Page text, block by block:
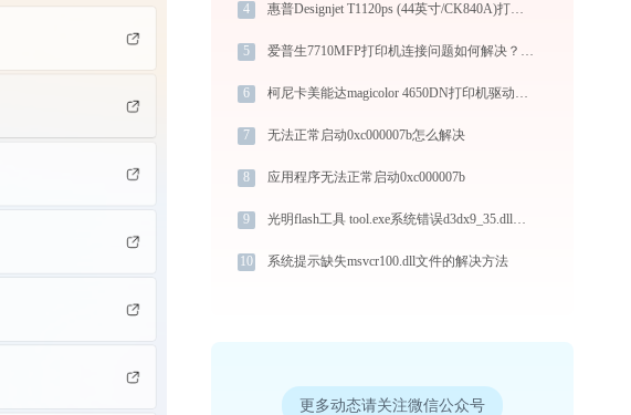
4 惠普Designjet T1120ps (44英寸/CK840A)打印机连接问题解决方法 -金山毒霸
5 爱普生7710MFP打印机连接问题如何解决？-金山毒霸
6 柯尼卡美能达magicolor 4650DN打印机驱动下载与安装教程：新手也能轻松搞定
7 无法正常启动0xc000007b怎么解决
8 应用程序无法正常启动0xc000007b
9 光明flash工具 tool.exe系统错误d3dx9_35.dll丢失如何解决
10 系统提示缺失msvcr100.dll文件的解决方法
更多动态请关注微信公众号